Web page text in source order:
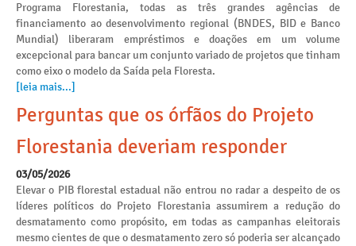
Programa Florestania, todas as três grandes agências de
financiamento ao desenvolvimento regional (BNDES, BID e Banco
Mundial) liberaram empréstimos e doações em um volume
excepcional para bancar um conjunto variado de projetos que tinham
como eixo o modelo da Saída pela Floresta.
[leia mais...]
Perguntas que os órfãos do Projeto
Florestania deveriam responder
03/05/2026
Elevar o PIB florestal estadual não entrou no radar a despeito de os
líderes políticos do Projeto Florestania assumirem a redução do
desmatamento como propósito, em todas as campanhas eleitorais
mesmo cientes de que o desmatamento zero só poderia ser alcançado